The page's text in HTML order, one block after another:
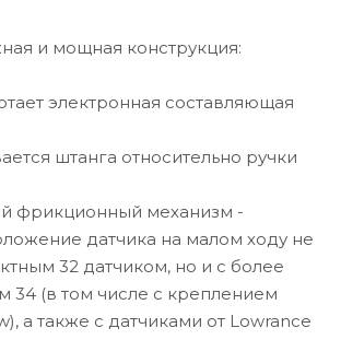
элементов управления, которые
солнце
и мощная конструкция:
электронная составляющая
штанга относительно ручки
фрикционный механизм -
датчика на малом ходу не
32 датчиком, но и с более
34 (в том числе с креплением
а также с датчиками от Lowrance